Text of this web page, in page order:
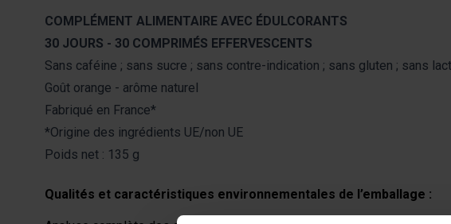
COMPLÉMENT ALIMENTAIRE AVEC ÉDULCORANTS
30 JOURS - 30 COMPRIMÉS EFFERVESCENTS
Sans caféine ; sans sucre ; sans contre-indication ; sans gluten ; sans
Goût orange - arôme naturel
Fabriqué en France*
*Origine des ingrédients UE/non UE
Poids net : 135 g
Qualités et caractéristiques environnementales de l’emballage :